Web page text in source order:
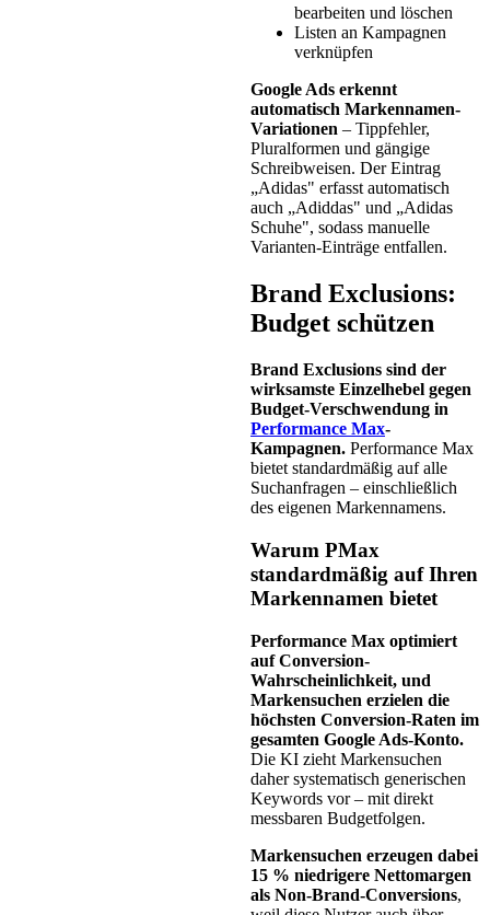
bearbeiten und löschen
Listen an Kampagnen
verknüpfen
Google Ads erkennt
automatisch Markennamen-
Variationen – Tippfehler,
Pluralformen und gängige
Schreibweisen. Der Eintrag
„Adidas" erfasst automatisch
auch „Adiddas" und „Adidas
Schuhe", sodass manuelle
Varianten-Einträge entfallen.
Brand Exclusions:
Budget schützen
Brand Exclusions sind der
wirksamste Einzelhebel gegen
Budget-Verschwendung in
Performance Max-
Kampagnen. Performance Max
bietet standardmäßig auf alle
Suchanfragen – einschließlich
des eigenen Markennamens.
Warum PMax
standardmäßig auf Ihren
Markennamen bietet
Performance Max optimiert
auf Conversion-
Wahrscheinlichkeit, und
Markensuchen erzielen die
höchsten Conversion-Raten im
gesamten Google Ads-Konto.
Die KI zieht Markensuchen
daher systematisch generischen
Keywords vor – mit direkt
messbaren Budgetfolgen.
Markensuchen erzeugen dabei
15 % niedrigere Nettomargen
als Non-Brand-Conversions,